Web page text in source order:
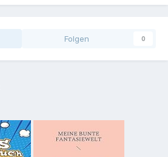
Folgen 0